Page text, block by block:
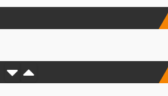
زلزال استثماري في جدة.. أول تحرك رسمي